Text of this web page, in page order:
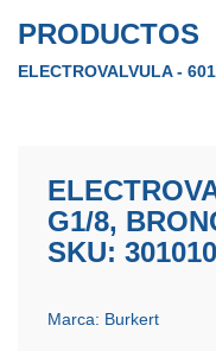
PRODUCTOS
ELECTROVALVULA -
G1/8,
SKU:
Marca: Burkert